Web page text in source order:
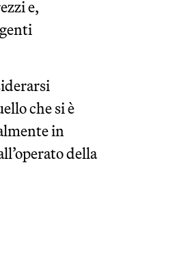
e,
che si è
in
della